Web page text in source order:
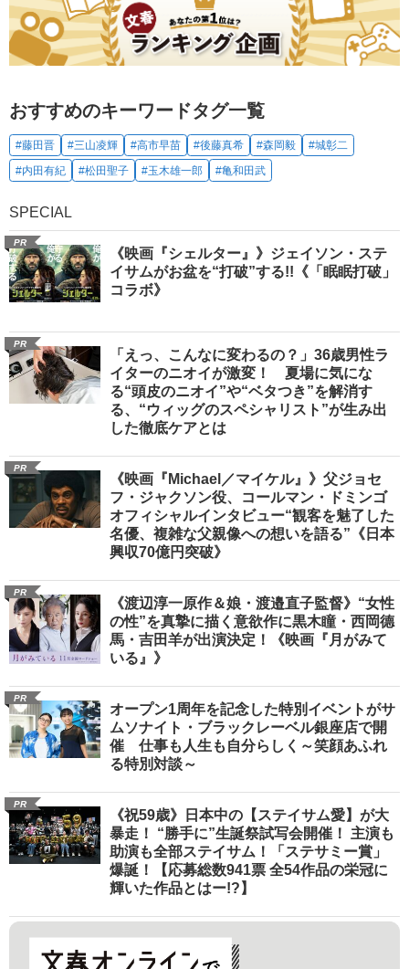
おすすめのキーワードタグ一覧
#藤田晋 #三山凌輝 #高市早苗 #後藤真希 #森岡毅
#城彰二
#内田有紀
#松田聖子 #玉木雄一郎 #亀和田武
SPECIAL
PR
《映画『シェルター』》ジェイソン・ステ
イサムがお盆を“打破”する!!《「眠眠打破」
コラボ》
PR
「えっ、こんなに変わるの？」36歳男性ラ
イターのニオイが激変！ 夏場に気にな
る“頭皮のニオイ”や“ベタつき”を解消す
る、“ウィッグのスペシャリスト”が生み出
した徹底ケアとは
PR
《映画『Michael／マイケル』》父ジョセ
フ・ジャクソン役、コールマン・ドミンゴ
オフィシャルインタビュー“観客を魅了した
名優、複雑な父親像への想いを語る”《日本
興収70億円突破》
PR
《渡辺淳一原作＆娘・渡邉直子監督》“女性
の性”を真摯に描く意欲作に黒木瞳・西岡德
馬・吉田羊が出演決定！《映画『月がみて
いる』》
PR
オープン1周年を記念した特別イベントがサ
ムソナイト・ブラックレーベル銀座店で開
催 仕事も人生も自分らしく～笑顔あふれ
る特別対談～
PR
《祝59歳》日本中の【ステイサム愛】が大
暴走！ “勝手に”生誕祭試写会開催！ 主演も
助演も全部ステイサム！「ステサミー賞」
爆誕！【応募総数941票 全54作品の栄冠に
輝いた作品とはー!?】